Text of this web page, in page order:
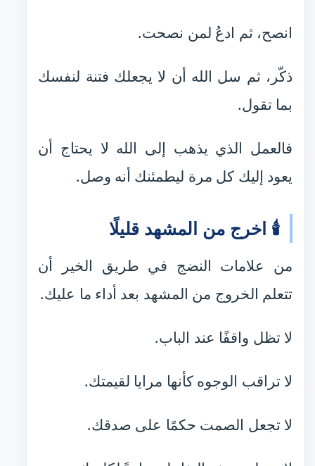
انصح، ثم ادعُ لمن نصحت.
ذكّر، ثم سل الله أن لا يجعلك فتنة لنفسك
بما تقول.
فالعمل الذي يذهب إلى الله لا يحتاج أن
يعود إليك كل مرة ليطمئنك أنه وصل.
🕯️ اخرج من المشهد قليلًا
من علامات النضج في طريق الخير أن
تتعلم الخروج من المشهد بعد أداء ما عليك.
لا تظل واقفًا عند الباب.
لا تراقب الوجوه كأنها مرايا لقيمتك.
لا تجعل الصمت حكمًا على صدقك.